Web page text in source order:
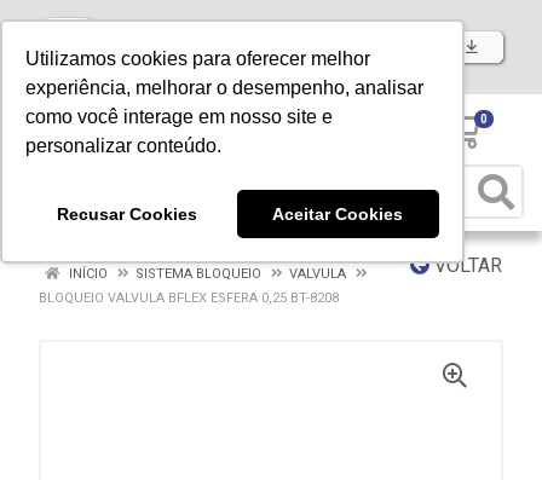
Utilizamos cookies para oferecer melhor
experiência, melhorar o desempenho, analisar
como você interage em nosso site e
personalizar conteúdo.
Recusar Cookies Aceitar Cookies
Baixe já nosso APP
0
VOLTAR
INÍCIO SISTEMA BLOQUEIO
VALVULA
BLOQUEIO VALVULA BFLEX ESFERA 0,25 BT-8208